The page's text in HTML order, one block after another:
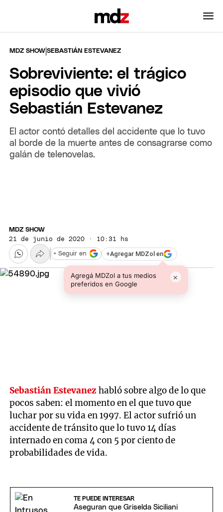
MDZ SHOW |SEBASTIÁN ESTEVANEZ
Sobreviviente: el trágico
episodio que vivió
Sebastián Estevanez
El actor contó detalles del accidente que lo tuvo
al borde de la muerte antes de consagrarse como
galán de telenovelas.
MDZ SHOW
21 de junio de 2020 · 10:31 hs
+Agregar MDZol en
Agregá MDZol a tus medios
preferidos en Google
×
+ Seguir en
Sebastián Estevanez habló sobre algo de lo que
pocos saben: el momento en el que tuvo que
luchar por su vida en 1997. El actor sufrió un
accidente de tránsito que lo tuvo 14 días
internado en coma 4 con 5 por ciento de
probabilidades de vida.
TE PUEDE INTERESAR
Aseguran que Griselda Siciliani